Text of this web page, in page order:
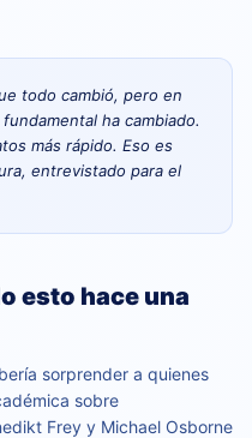
todo cambió, pero en
ha cambiado.
más rápido. Eso es
entrevistado para el
esto hace una
sorprender a quienes
sobre
Frey y Michael Osborne